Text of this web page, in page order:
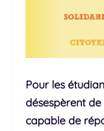
Pour les
désespèrent
capable de